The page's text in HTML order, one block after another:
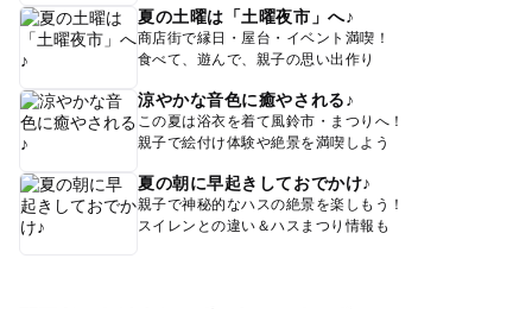
夏の土曜は「土曜夜市」へ♪
商店街で縁日・屋台・イベント満喫！
食べて、遊んで、親子の思い出作り
涼やかな音色に癒やされる♪
この夏は浴衣を着て風鈴市・まつりへ！
親子で絵付け体験や絶景を満喫しよう
夏の朝に早起きしておでかけ♪
親子で神秘的なハスの絶景を楽しもう！
スイレンとの違い＆ハスまつり情報も